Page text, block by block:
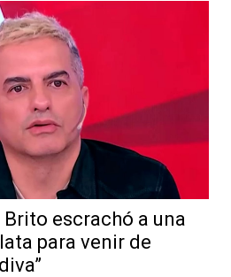
escrachó a una
para venir de